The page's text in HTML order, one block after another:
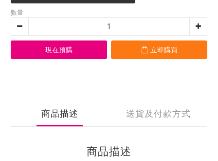
數量
現在預購 立即購買
商品描述 送貨及付款方式
商品描述